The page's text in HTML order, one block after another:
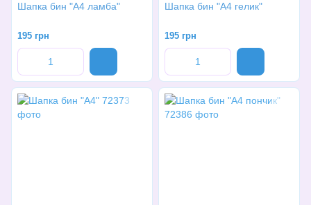
Шапка бин "А4 ламба"
195 грн
Шапка бин "А4 гелик"
195 грн